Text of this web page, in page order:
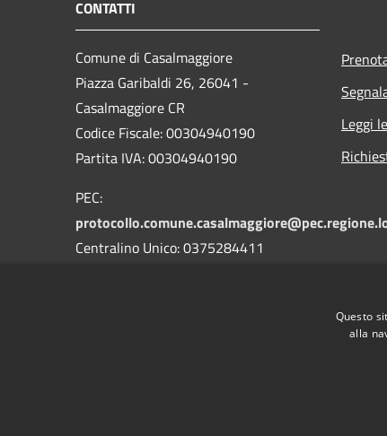
CONTATTI
Comune di Casalmaggiore
Piazza Garibaldi 26, 26041 -
Casalmaggiore CR
Codice Fiscale: 00304940190
Partita IVA: 00304940190
PEC:
Centralino Unico: 0375284411
Leggi
Questo
alla